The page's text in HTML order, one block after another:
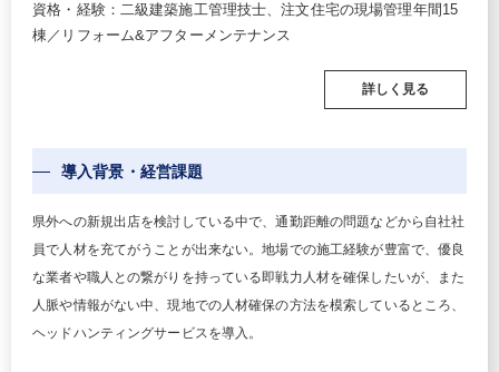
資格・経験：二級建築施工管理技士、注文住宅の現場管理年間15
棟／リフォーム&アフターメンテナンス
詳しく見る
導入背景・経営課題
県外への新規出店を検討している中で、通勤距離の問題などから自社社
員で人材を充てがうことが出来ない。地場での施工経験が豊富で、優良
な業者や職人との繋がりを持っている即戦力人材を確保したいが、また
人脈や情報がない中、現地での人材確保の方法を模索しているところ、
ヘッドハンティングサービスを導入。